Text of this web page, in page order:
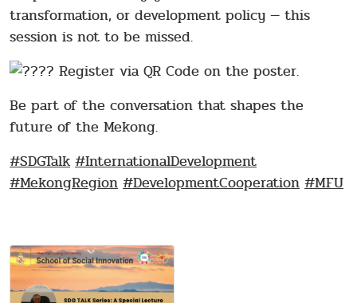
transformation, or development policy — this
session is not to be missed.
Register via QR Code on the poster.
Be part of the conversation that shapes the
future of the Mekong.
#SDGTalk #InternationalDevelopment
#MekongRegion #DevelopmentCooperation #MFU